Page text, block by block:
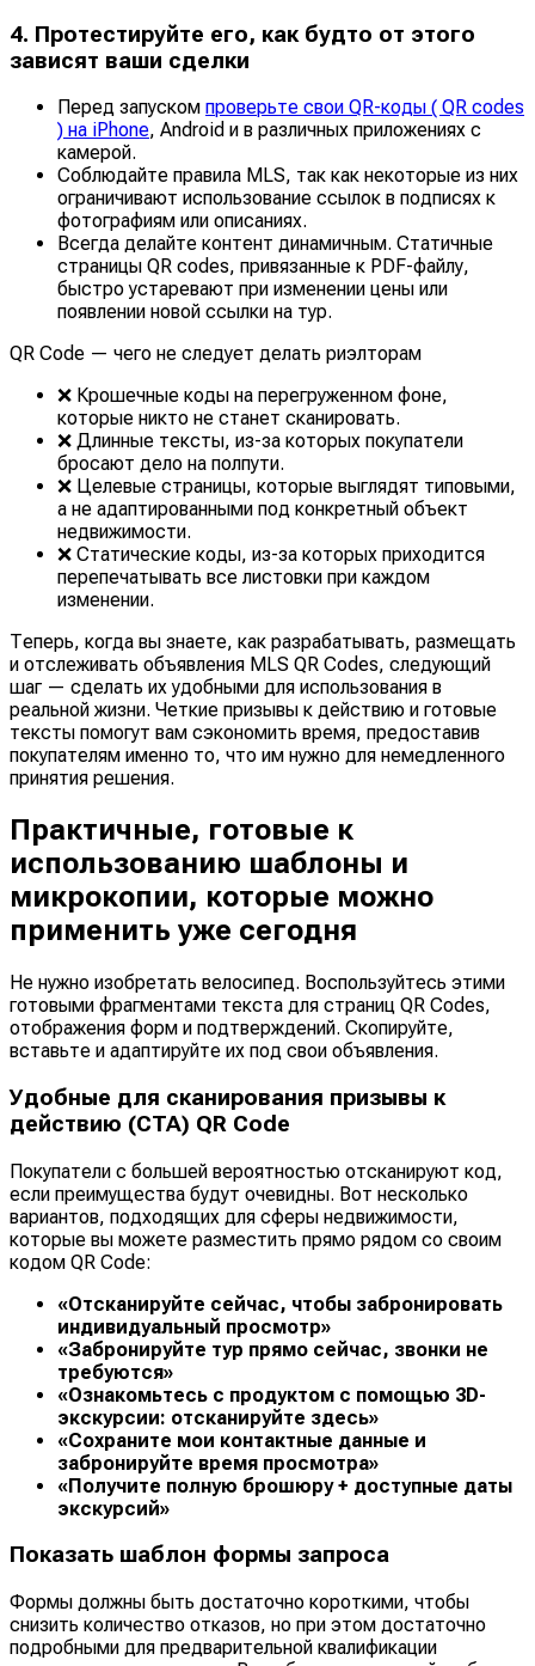
4. Протестируйте его, как будто от этого
зависят ваши сделки
Перед запуском проверьте свои QR-коды ( QR codes
) на iPhone, Android и в различных приложениях с
камерой.
Соблюдайте правила MLS, так как некоторые из них
ограничивают использование ссылок в подписях к
фотографиям или описаниях.
Всегда делайте контент динамичным. Статичные
страницы QR codes, привязанные к PDF-файлу,
быстро устаревают при изменении цены или
появлении новой ссылки на тур.
QR Code — чего не следует делать риэлторам
❌ Крошечные коды на перегруженном фоне,
которые никто не станет сканировать.
❌ Длинные тексты, из-за которых покупатели
бросают дело на полпути.
❌ Целевые страницы, которые выглядят типовыми,
а не адаптированными под конкретный объект
недвижимости.
❌ Статические коды, из-за которых приходится
перепечатывать все листовки при каждом
изменении.
Теперь, когда вы знаете, как разрабатывать, размещать
и отслеживать объявления MLS QR Codes, следующий
шаг — сделать их удобными для использования в
реальной жизни. Четкие призывы к действию и готовые
тексты помогут вам сэкономить время, предоставив
покупателям именно то, что им нужно для немедленного
принятия решения.
Практичные, готовые к
использованию шаблоны и
микрокопии, которые можно
применить уже сегодня
Не нужно изобретать велосипед. Воспользуйтесь этими
готовыми фрагментами текста для страниц QR Codes,
отображения форм и подтверждений. Скопируйте,
вставьте и адаптируйте их под свои объявления.
Удобные для сканирования призывы к
действию (CTA) QR Code
Покупатели с большей вероятностью отсканируют код,
если преимущества будут очевидны. Вот несколько
вариантов, подходящих для сферы недвижимости,
которые вы можете разместить прямо рядом со своим
кодом QR Code:
«Отсканируйте сейчас, чтобы забронировать
индивидуальный просмотр»
«Забронируйте тур прямо сейчас, звонки не
требуются»
«Ознакомьтесь с продуктом с помощью 3D-
экскурсии: отсканируйте здесь»
«Сохраните мои контактные данные и
забронируйте время просмотра»
«Получите полную брошюру + доступные даты
экскурсий»
Показать шаблон формы запроса
Формы должны быть достаточно короткими, чтобы
снизить количество отказов, но при этом достаточно
подробными для предварительной квалификации